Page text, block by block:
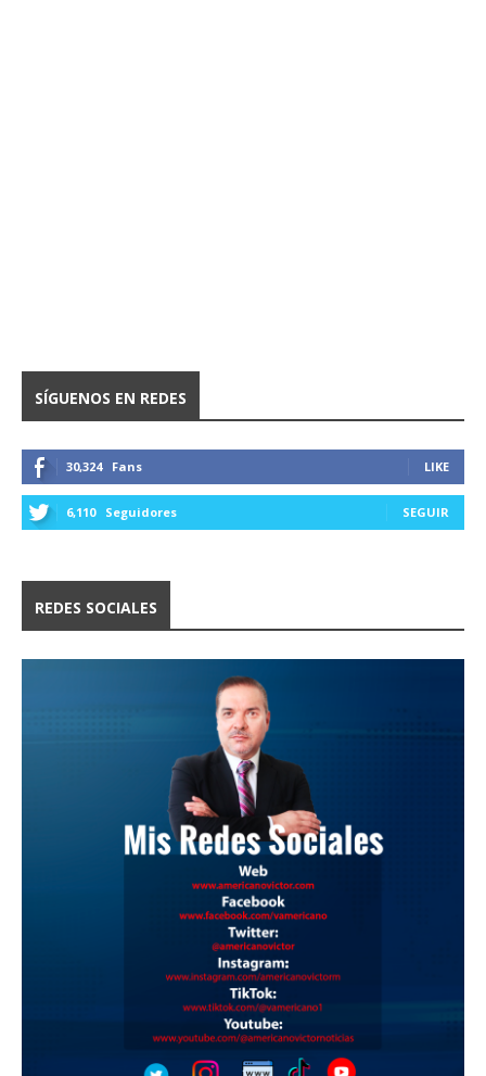
SÍGUENOS EN REDES
30,324 Fans LIKE
6,110 Seguidores SEGUIR
REDES SOCIALES